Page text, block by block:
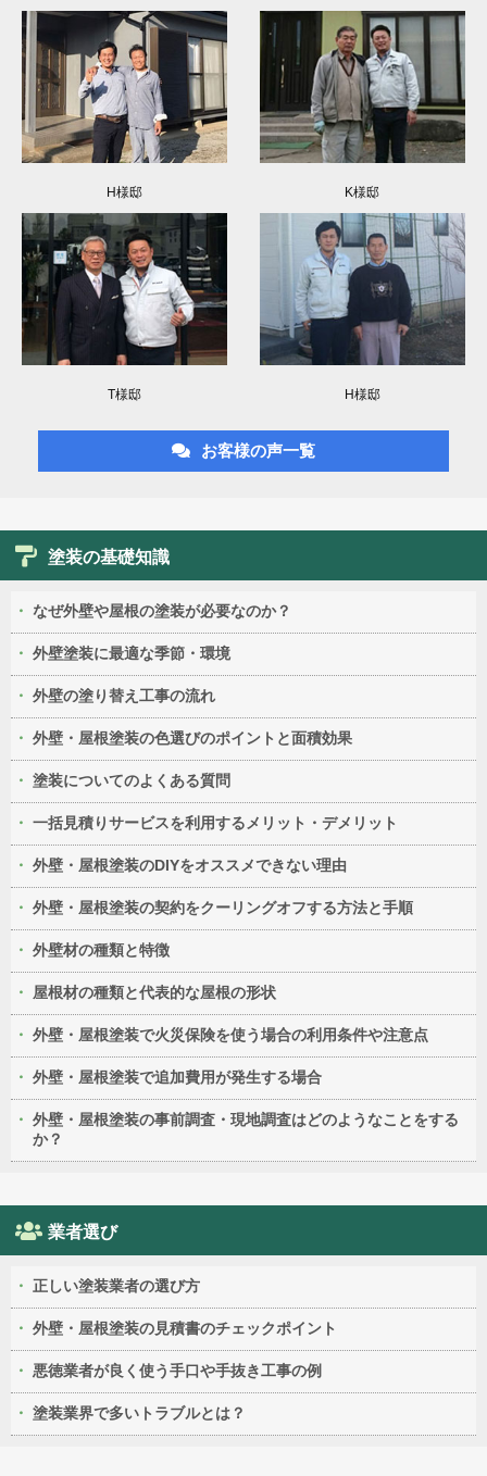
H様邸 K様邸
T様邸 H様邸
お客様の声一覧
塗装の基礎知識
なぜ外壁や屋根の塗装が必要なのか？
外壁塗装に最適な季節・環境
外壁の塗り替え工事の流れ
外壁・屋根塗装の色選びのポイントと面積効果
塗装についてのよくある質問
一括見積りサービスを利用するメリット・デメリット
外壁・屋根塗装のDIYをオススメできない理由
外壁・屋根塗装の契約をクーリングオフする方法と手順
外壁材の種類と特徴
屋根材の種類と代表的な屋根の形状
外壁・屋根塗装で火災保険を使う場合の利用条件や注意点
外壁・屋根塗装で追加費用が発生する場合
外壁・屋根塗装の事前調査・現地調査はどのようなことをする
か？
業者選び
正しい塗装業者の選び方
外壁・屋根塗装の見積書のチェックポイント
悪徳業者が良く使う手口や手抜き工事の例
塗装業界で多いトラブルとは？